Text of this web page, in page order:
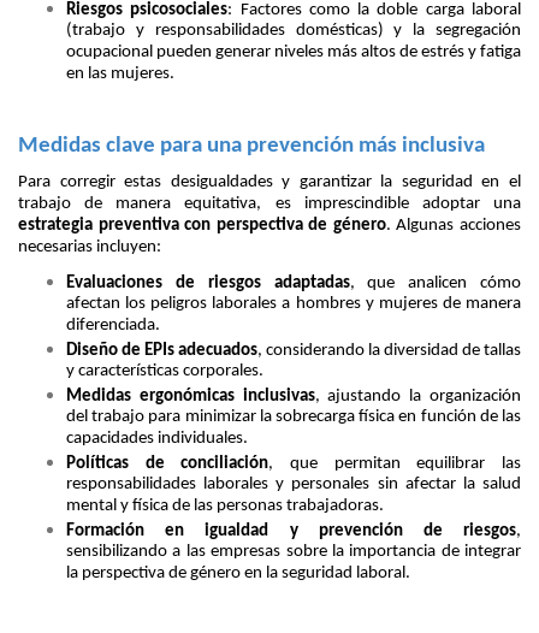
Riesgos psicosociales: Factores como la doble carga laboral
(trabajo y responsabilidades domésticas) y la segregación
ocupacional pueden generar niveles más altos de estrés y fatiga
en las mujeres.
Medidas clave para una prevención más inclusiva
Para corregir estas desigualdades y garantizar la seguridad en el
trabajo de manera equitativa, es imprescindible adoptar una
estrategia preventiva con perspectiva de género. Algunas acciones
necesarias incluyen:
Evaluaciones de riesgos adaptadas, que analicen cómo
afectan los peligros laborales a hombres y mujeres de manera
diferenciada.
Diseño de EPIs adecuados, considerando la diversidad de tallas
y características corporales.
Medidas ergonómicas inclusivas, ajustando la organización
del trabajo para minimizar la sobrecarga física en función de las
capacidades individuales.
Políticas de conciliación, que permitan equilibrar las
responsabilidades laborales y personales sin afectar la salud
mental y física de las personas trabajadoras.
Formación en igualdad y prevención de riesgos,
sensibilizando a las empresas sobre la importancia de integrar
la perspectiva de género en la seguridad laboral.